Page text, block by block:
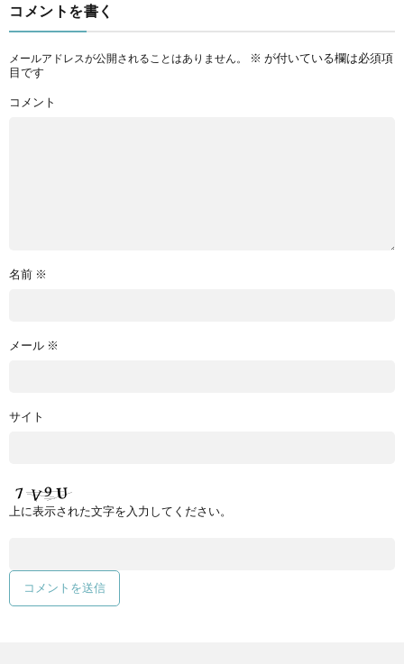
コメントを書く
メールアドレスが公開されることはありません。 ※ が付いている欄は必須項
目です
コメント
名前 ※
メール ※
サイト
上に表示された文字を入力してください。